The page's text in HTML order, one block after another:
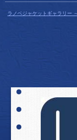
ラノベジャケットギャラリー